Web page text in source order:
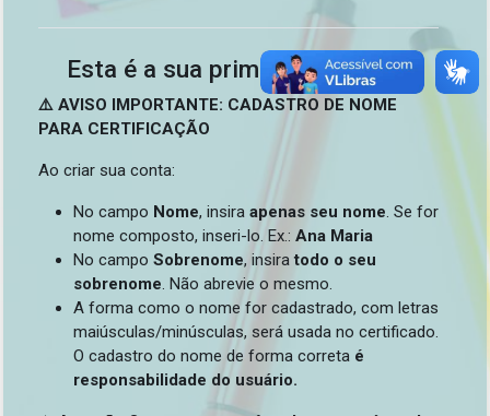
Esta é a sua primeira vez aqui?
⚠️ AVISO IMPORTANTE: CADASTRO DE NOME
PARA CERTIFICAÇÃO
Ao criar sua conta:
No campo Nome, insira apenas seu nome . Se for
nome composto, inseri-lo. Ex.: Ana Maria
No campo Sobrenome, insiratodo o seu
sobrenome . Não abrevie o mesmo.
A forma como o nome for cadastrado, com letras
maiúsculas/minúsculas, será usada no certificado.
O cadastro do nome de forma correta é
responsabilidade do usuário.